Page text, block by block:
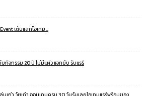
เต้นแลกไอเทม ..
บกิจกรรม 20 ปี ไม่มีแผ่ว แจกยับ รับแรร์